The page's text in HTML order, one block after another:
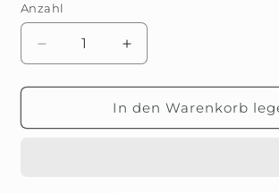
Anzahl
Anzahl
Verringere
die
Menge
Edelsteinphiole
Erhöhe
die
Menge
für
Edelsteinphiole
In den Warenkorb